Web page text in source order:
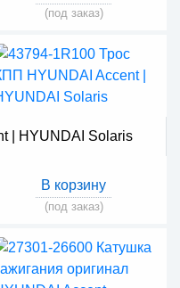
(под заказ)
| HYUNDAI Solaris
В корзину
(под заказ)